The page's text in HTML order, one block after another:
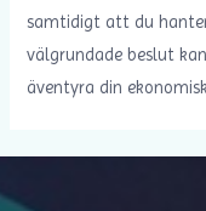
samtidigt att du
välgrundade beslut
äventyra din